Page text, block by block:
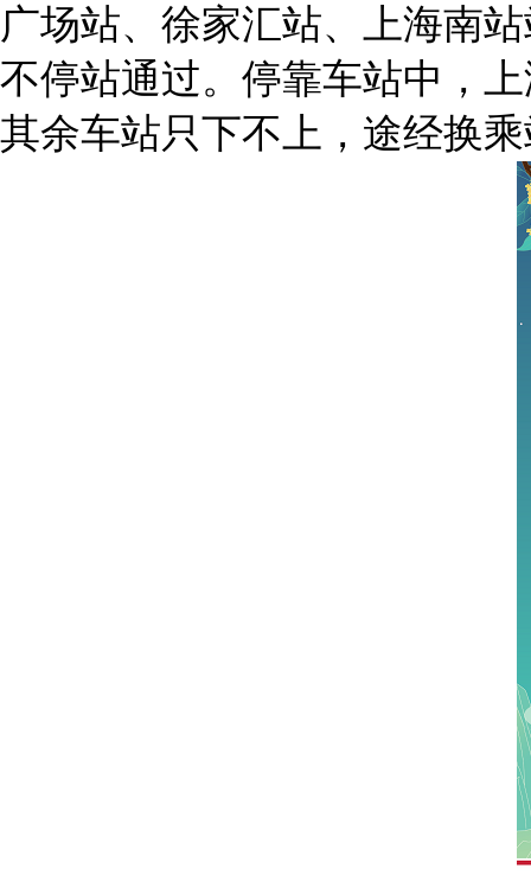
广场站、徐家汇站、上海南
不停站通过。停靠车站中，
其余车站只下不上，途经换